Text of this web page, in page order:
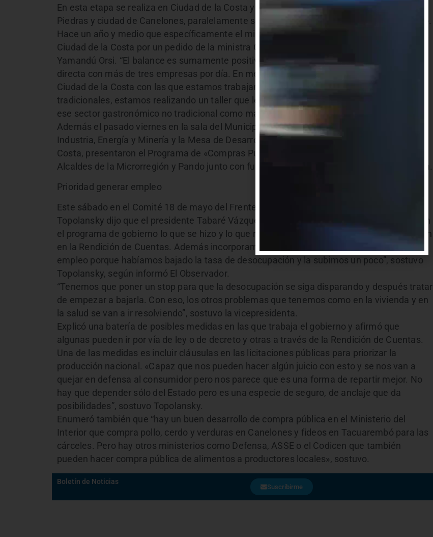
En esta etapa se realiza en Ciudad de la Costa y seguirán los talleres en Pando, Las
Piedras y ciudad de Canelones, paralelamente se están realizando también en Maldonado.
Hace un año y medio que específicamente el ministerio de Industria está trabajando en
Ciudad de la Costa por un pedido de la ministra Carolina Cosse y el intendente canario,
Yamandú Orsi. “El balance es sumamente positivo. Hemos logrado tener una relación
directa con más de tres empresas por día. En mejoras de la empresa. Ya hay empresas de
Ciudad de la Costa con las que estamos trabajando por ejemplo con los gastronómicos no
tradicionales, estamos realizando un taller que le va permitir profundizar la identidad de
ese sector gastronómico no tradicional como marca colectiva”, contó Miguez.
Además el pasado viernes en la sala del Municipio de Ciudad de la Costa el Ministerio de
Industria, Energía y Minería y la Mesa de Desarrollo Local Empresarial de Ciudad de la
Costa, presentaron el Programa de «Compras Públicas para mipymes» dirigido a los
Alcaldes de la Microrregión y Pando junto con funcionarios municipales vinculados al tema.
Prioridad generar empleo
Este sábado en el Comité 18 de mayo del Frente Amplio, la vicepresidenta Lucía
Topolansky dijo que el presidente Tabaré Vázquez ordenó a cada ministerio «chequear con
el programa de gobierno lo que se hizo y lo que resta por hacer para priorizar la distribución
en la Rendición de Cuentas. Además incorporamos como prioridad la generación de
empleo porque habíamos bajado la tasa de desocupación y la subimos un poco”, sostuvo
Topolansky, según informó El Observador.
“Tenemos que poner un stop para que la desocupación se siga disparando y después tratar
de empezar a bajarla. Con eso, los otros problemas que tenemos como en la vivienda y en
la salud se van a ir resolviendo”, sostuvo la vicepresidenta.
Explicó una batería de posibles medidas en las que trabaja el gobierno y afirmó que
algunas pueden ir por vía de ley o de decreto y otras a través de la Rendición de Cuentas.
Una de las medidas es incluir cláusulas en las licitaciones públicas para priorizar la
producción nacional. «Capaz que nos pueden hacer algún juicio con esto y se nos van a
quejar en defensa al consumidor pero nos parece que es una forma de repartir mejor. No
hay que depender sólo del Estado pero es una especie de seguro, de anclaje que da
posibilidades”, sostuvo Topolansky.
Enumeró también que “hay un buen desarrollo de compra pública en el Ministerio del
Interior que compra pollo, cerdo y verduras en Canelones y fideos en Tacuarembó para las
cárceles. Pero hay otros ministerios como Defensa, ASSE o el Codicen que también
pueden hacer compra pública de alimentos a productores locales», sostuvo.
Boletín de Noticias
Suscribirme